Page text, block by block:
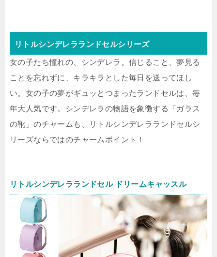
リトルシンデレラランドセルシリーズ
女の子たち憧れの、シンデレラ。信じること、夢見る
ことを忘れずに、キラキラとした毎日を送ってほし
い。女の子の夢がギュッとつまったランドセルは、毎
年大人気です。シンデレラの物語を象徴する「ガラス
の靴」のチャームも、リトルシンデレラランドセルシ
リーズならではのチャームポイント！
リトルシンデレラランドセル ドリームキャッスル